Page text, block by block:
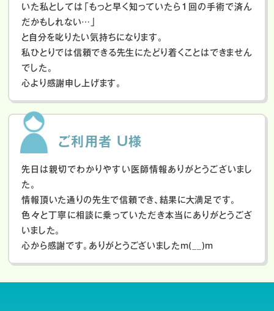
いた私としては「もっと早く知っていたら1回の手術で済ん
だかもしれない…」
と自分を叱りたい気持ちになります。
私ひとりでは信頼できる先生にたどり着くことはできません
でした。
心より感謝申し上げます。
ご利用者 U様
先日は親切でわかりやすい医師情報ありがとうございまし
た。
情報頂いた通りの先生で信頼でき、結果に大満足です。
色々と丁寧に相談に乗っていただき本当にありがとうござ
いました。
心から感謝です。ありがとうございましたm(__)m